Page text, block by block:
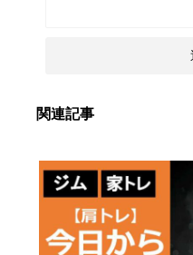
関連記事